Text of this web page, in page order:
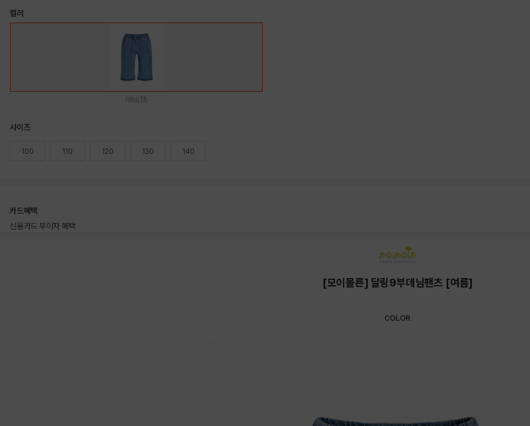
컬러
데님(청)
사이즈
100 110 120 130 140
카드혜택
신용카드 무이자 혜택
[모이몰른] 달링9부데님팬츠 [여름]
COLOR